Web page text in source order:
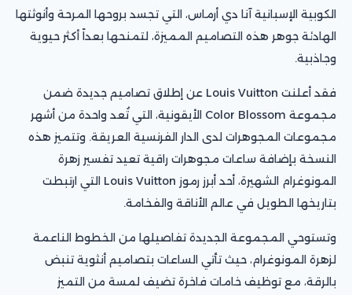
الكوبية الإسبانية آنا دي أرماس، التي تجسد بروحها المرحة وأنوثتها
الهادئة جوهر هذه التصاميم المميزة، لتمنحها بعداً أكثر حيوية
وجاذبية.
فقد أعلنت Louis Vuitton عن إطلاق تصاميم جديدة ضمن
مجموعة Color Blossom الأيقونية، التي تُعد واحدة من أشهر
مجموعات المجوهرات لدى الدار الفرنسية العريقة. وتتميز هذه
النسخة بإضافة ساعات مجوهرات راقية تعيد تفسير زهرة
المونوغرام الشهيرة، أحد أبرز رموز Louis Vuitton التي ارتبطت
بتاريخها الطويل في عالم الأناقة والفخامة.
وتستوحي المجموعة الجديدة تفاصيلها من الخطوط الناعمة
لزهرة المونوغرام، حيث تأتي الساعات بتصاميم أنثوية تنبض
بالرقة، مع توظيف خامات فاخرة تضيف لمسة من التميز